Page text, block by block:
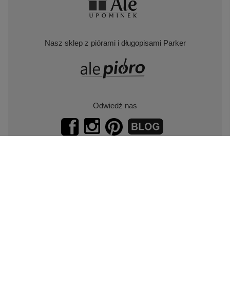
Nasz sklep z piórami i długopisami Parker
Odwiedź nas